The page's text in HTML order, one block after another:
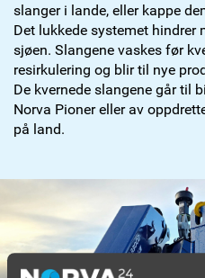
slanger i lande, eller kappe
Det lukkede systemet
sjøen. Slangene vaskes før
resirkulering og blir til nye
De kvernede slangene går til
Norva Pioner eller av
på land.